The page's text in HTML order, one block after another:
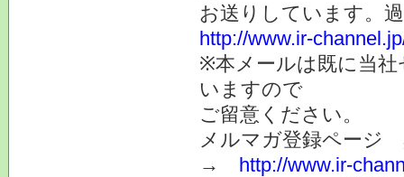
お送りしています。
http://www.ir-
※本メールは既に当
いますので
ご留意ください。
メルマガ登録ページ
→ http://www.ir-